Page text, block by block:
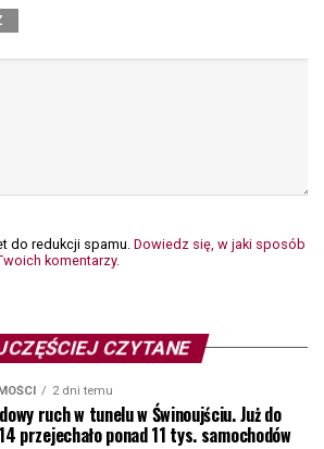
do redukcji spamu. Dowiedz się, w jaki sposób
komentarzy.
CZYTANE
2 dni temu
ruch w tunelu w Świnoujściu. Już do
przejechało ponad 11 tys. samochodów